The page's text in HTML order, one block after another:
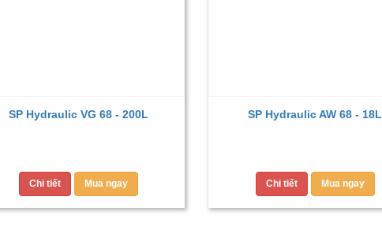
SP Hydraulic VG 68 - 200L
Chi tiết Mua ngay
SP Hydraulic AW 68 - 18L
Chi tiết Mua ngay